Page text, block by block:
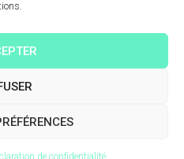
de confidentialité
D’UTILISATION (CGU)